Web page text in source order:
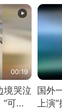
00:19
境哭泣
可不
国外
上演